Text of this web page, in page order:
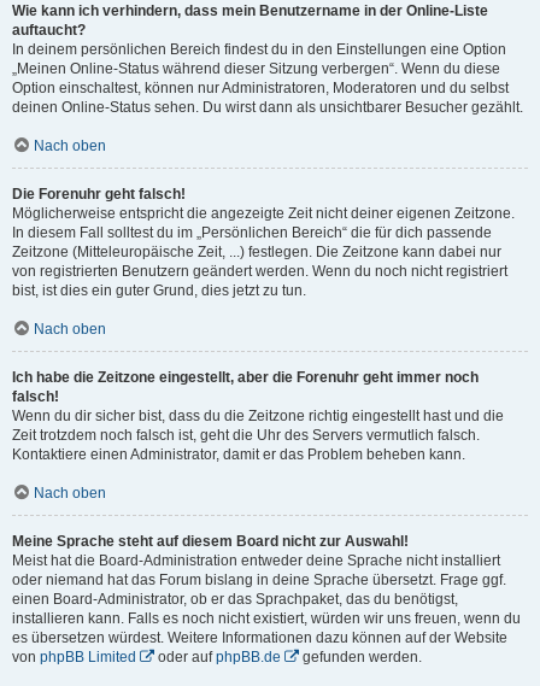
Wie kann ich verhindern, dass mein Benutzername in der Online-Liste
auftaucht?
In deinem persönlichen Bereich findest du in den Einstellungen eine Option
„Meinen Online-Status während dieser Sitzung verbergen“. Wenn du diese
Option einschaltest, können nur Administratoren, Moderatoren und du selbst
deinen Online-Status sehen. Du wirst dann als unsichtbarer Besucher gezählt.
Nach oben
Die Forenuhr geht falsch!
Möglicherweise entspricht die angezeigte Zeit nicht deiner eigenen Zeitzone.
In diesem Fall solltest du im „Persönlichen Bereich“ die für dich passende
Zeitzone (Mitteleuropäische Zeit, ...) festlegen. Die Zeitzone kann dabei nur
von registrierten Benutzern geändert werden. Wenn du noch nicht registriert
bist, ist dies ein guter Grund, dies jetzt zu tun.
Nach oben
Ich habe die Zeitzone eingestellt, aber die Forenuhr geht immer noch
falsch!
Wenn du dir sicher bist, dass du die Zeitzone richtig eingestellt hast und die
Zeit trotzdem noch falsch ist, geht die Uhr des Servers vermutlich falsch.
Kontaktiere einen Administrator, damit er das Problem beheben kann.
Nach oben
Meine Sprache steht auf diesem Board nicht zur Auswahl!
Meist hat die Board-Administration entweder deine Sprache nicht installiert
oder niemand hat das Forum bislang in deine Sprache übersetzt. Frage ggf.
einen Board-Administrator, ob er das Sprachpaket, das du benötigst,
installieren kann. Falls es noch nicht existiert, würden wir uns freuen, wenn du
es übersetzen würdest. Weitere Informationen dazu können auf der Website
von phpBB Limited oder aufphpBB.de gefunden werden.